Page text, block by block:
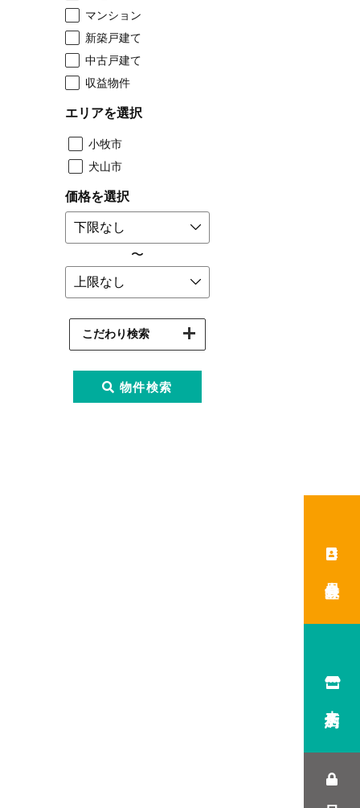
マンション
新築戸建て
中古戸建て
収益物件
エリアを選択
小牧市
犬山市
価格を選択
〜
こだわり検索
物件検索